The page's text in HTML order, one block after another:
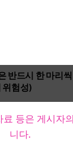
반드시 한 마리
위험성)
등은 게시자
니다.